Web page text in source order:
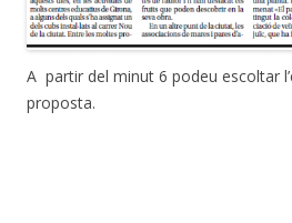
A partir del minut 6 podeu escoltar
proposta.